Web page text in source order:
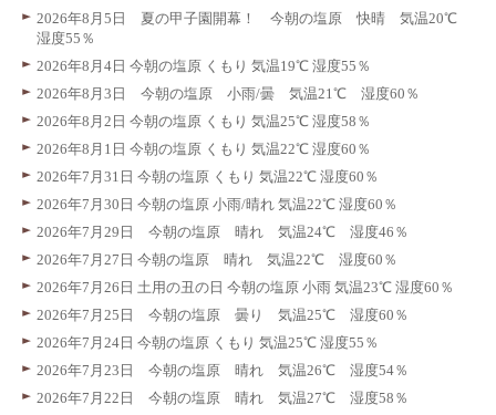
2026年8月5日 夏の甲子園開幕！ 今朝の塩原 快晴 気温20℃
湿度55％
2026年8月4日 今朝の塩原 くもり 気温19℃ 湿度55％
2026年8月3日 今朝の塩原 小雨/曇 気温21℃ 湿度60％
2026年8月2日 今朝の塩原 くもり 気温25℃ 湿度58％
2026年8月1日 今朝の塩原 くもり 気温22℃ 湿度60％
2026年7月31日 今朝の塩原 くもり 気温22℃ 湿度60％
2026年7月30日 今朝の塩原 小雨/晴れ 気温22℃ 湿度60％
2026年7月29日 今朝の塩原 晴れ 気温24℃ 湿度46％
2026年7月27日 今朝の塩原 晴れ 気温22℃ 湿度60％
2026年7月26日 土用の丑の日 今朝の塩原 小雨 気温23℃ 湿度60％
2026年7月25日 今朝の塩原 曇り 気温25℃ 湿度60％
2026年7月24日 今朝の塩原 くもり 気温25℃ 湿度55％
2026年7月23日 今朝の塩原 晴れ 気温26℃ 湿度54％
2026年7月22日 今朝の塩原 晴れ 気温27℃ 湿度58％